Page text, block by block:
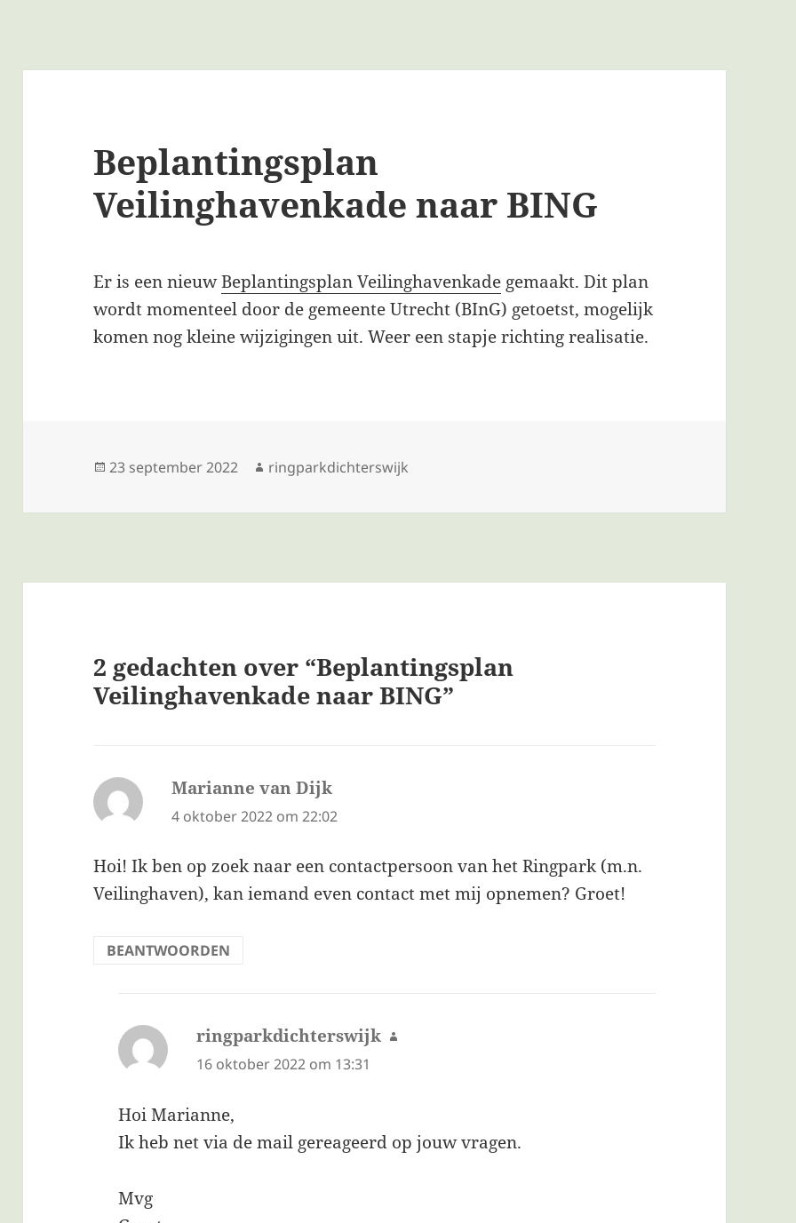
ringparkdichterswijkutrecht/
Beplantingsplan
Veilinghavenkade naar BING
Er is een nieuwBeplantingsplan Veilinghavenkade gemaakt. Dit plan
wordt momenteel door de gemeente Utrecht (BInG) getoetst, mogelijk
komen nog kleine wijzigingen uit. Weer een stapje richting realisatie.
Geplaatst
23 september 2022 Auteur
ringparkdichterswijk
2 gedachten over “Beplantingsplan
Veilinghavenkade naar BING”
Marianne van Dijk
4 oktober 2022 om 22:02
Hoi! Ik ben op zoek naar een contactpersoon van het Ringpark (m.n.
Veilinghaven), kan iemand even contact met mij opnemen? Groet!
BEANTWOORDEN
ringparkdichterswijk schreef:
16 oktober 2022 om 13:31
Hoi Marianne,
Ik heb net via de mail gereageerd op jouw vragen.
Mvg